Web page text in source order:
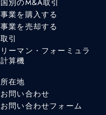
国別のM&A取引
事業を購入する
事業を売却する
取引
リーマン・フォーミュラ
計算機
所在地
お問い合わせ
お問い合わせフォーム